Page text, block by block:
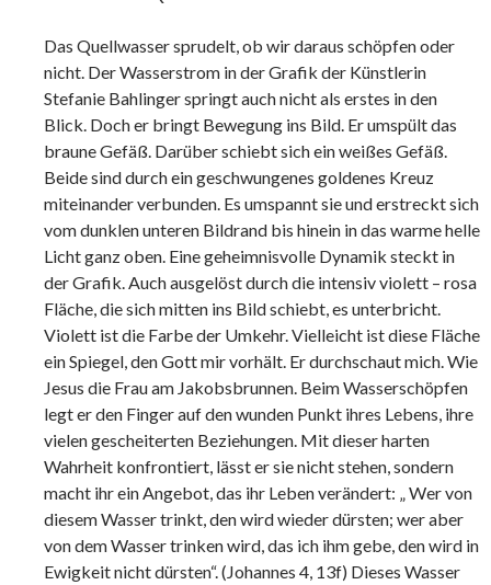
Das Quellwasser sprudelt, ob wir daraus schöpfen oder
nicht. Der Wasserstrom in der Grafik der Künstlerin
Stefanie Bahlinger springt auch nicht als erstes in den
Blick. Doch er bringt Bewegung ins Bild. Er umspült das
braune Gefäß. Darüber schiebt sich ein weißes Gefäß.
Beide sind durch ein geschwungenes goldenes Kreuz
miteinander verbunden. Es umspannt sie und erstreckt sich
vom dunklen unteren Bildrand bis hinein in das warme helle
Licht ganz oben. Eine geheimnisvolle Dynamik steckt in
der Grafik. Auch ausgelöst durch die intensiv violett – rosa
Fläche, die sich mitten ins Bild schiebt, es unterbricht.
Violett ist die Farbe der Umkehr. Vielleicht ist diese Fläche
ein Spiegel, den Gott mir vorhält. Er durchschaut mich. Wie
Jesus die Frau am Jakobsbrunnen. Beim Wasserschöpfen
legt er den Finger auf den wunden Punkt ihres Lebens, ihre
vielen gescheiterten Beziehungen. Mit dieser harten
Wahrheit konfrontiert, lässt er sie nicht stehen, sondern
macht ihr ein Angebot, das ihr Leben verändert: „ Wer von
diesem Wasser trinkt, den wird wieder dürsten; wer aber
von dem Wasser trinken wird, das ich ihm gebe, den wird in
Ewigkeit nicht dürsten“. (Johannes 4, 13f) Dieses Wasser